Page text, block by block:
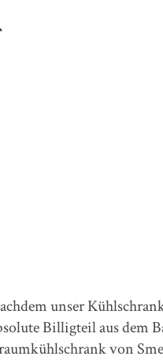
unser
Billigteil aus dem
von